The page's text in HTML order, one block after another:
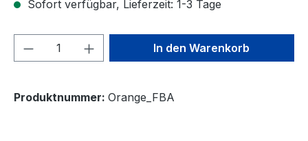
Sofort verfügbar, Lieferzeit: 1-3 Tage
Produkt Anzahl: Gib denIn den Warenkorb
Produktnummer: Orange_FBA